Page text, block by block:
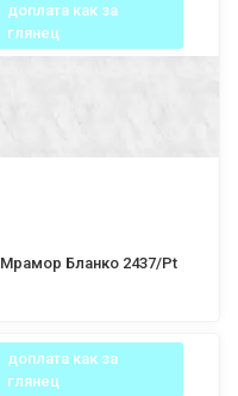
доплата как за
глянец
Мрамор Бланко 2437/Pt
доплата как за
глянец